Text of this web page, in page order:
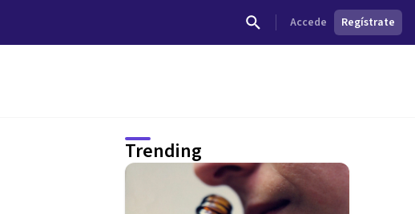
Accede Regístrate
Trending